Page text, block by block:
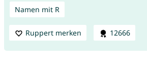
Namen mit R
Ruppert merken 12666